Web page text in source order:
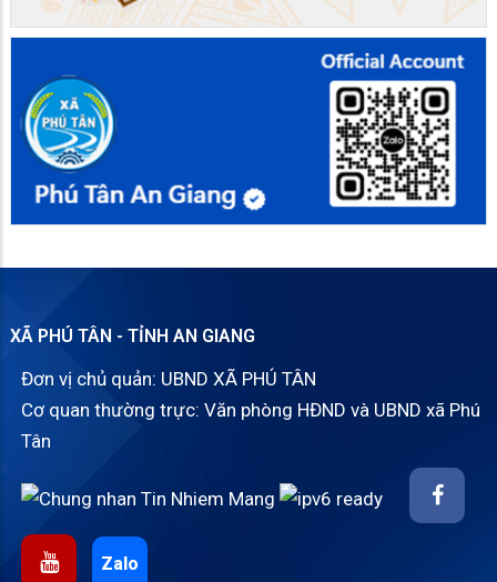
XÃ PHÚ TÂN - TỈNH AN GIANG
Đơn vị chủ quản: UBND XÃ PHÚ TÂN
Cơ quan thường trực: Văn phòng HĐND và UBND xã Phú
Tân
Zalo